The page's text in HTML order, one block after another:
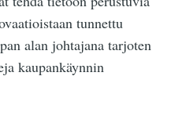
tunnettu
alan johtajana tarjoten
kaupankäynnin